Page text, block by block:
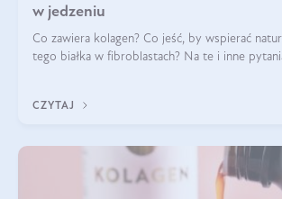
w jedzeniu
Co zawiera kolagen? Co jeść, by wspierać
tego białka w fibroblastach? Na te i inne
CZYTAJ